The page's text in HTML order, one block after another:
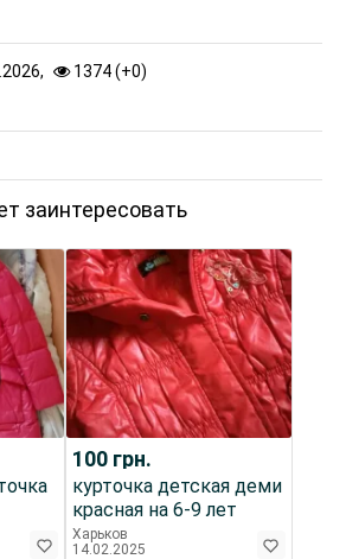
1374 (+0)
заинтересовать
100 грн.
курточка детская деми
красная на 6-9 лет
Харьков
14.02.2025